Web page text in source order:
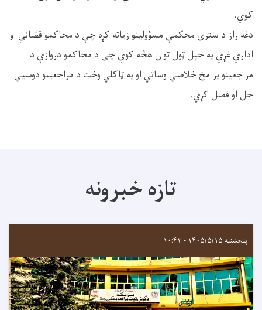
کوي.
دغه راز د سترې محکمې مسؤولینو زیاته کړه چې د محاکمو قضائي او
اداري غړي په خپل ټول توان هڅه کوي چې د محاکمو دروازې د
مراجعینو پر مخ خلاصې وساتي او په ټاکلي وخت د مراجعینو دوسیې
حل او فصل کړي.
تازه خبرونه
پنجشنبه ۱۴۰۵/۵/۱۵ - ۱۰:۴۳